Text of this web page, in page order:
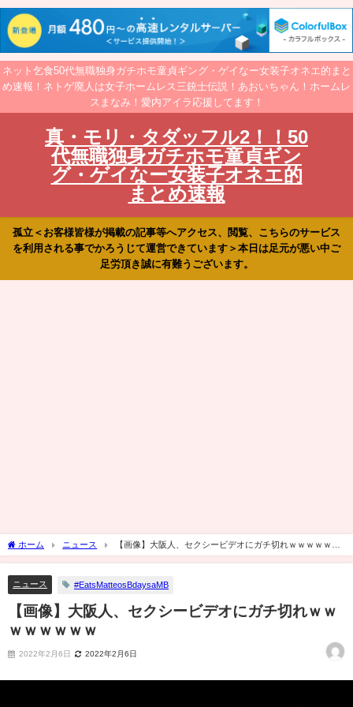
ネット乞食50代無職独身ガチホモ童貞ギング・ゲイなー女装子オネエ的まと
め速報！ネトゲ廃人は女子ホームレス三銃士伝説！あおいちゃん！ホームレ
スまなみ！愛内アイラ応援してます！
真・モリ・タダッフル2！！50
代無職独身ガチホモ童貞ギン
グ・ゲイなー女装子オネエ的
まとめ速報
孤立＜お客様皆様が掲載の記事等へアクセス、閲覧、こちらのサービス
を利用される事でかろうじて運営できています＞本日は足元が悪い中ご
足労頂き誠に有難うございます。
ホーム ニュース
【画像】大阪人、セクシービデオにガチ切れｗｗｗｗｗｗ
ｗｗ
ニュース #EatsMatteosBdaysaMB
【画像】大阪人、セクシービデオにガチ切れｗｗ
ｗｗｗｗｗｗ
2022年2月6日 2022年2月6日